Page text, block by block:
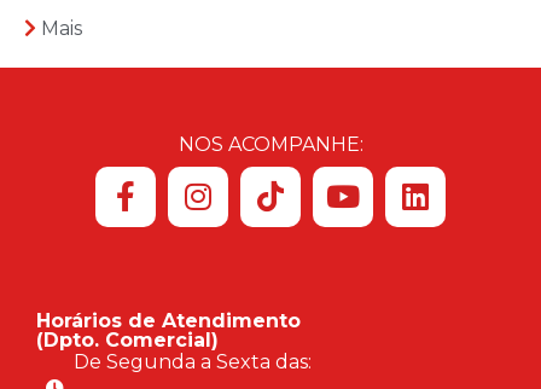
Mais
NOS ACOMPANHE:
Horários de Atendimento
(Dpto. Comercial)
De Segunda a Sexta das: